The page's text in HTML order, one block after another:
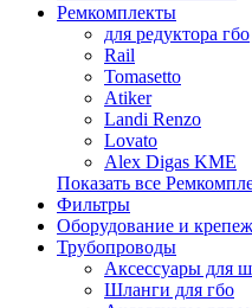
Ремкомплекты
для редуктора гбо
Rail
Tomasetto
Atiker
Landi Renzo
Lovato
Alex Digas KME
Показать все
Фильтры
Оборудование и крепеж
Трубопроводы
Аксессуары для
Шланги для гбо